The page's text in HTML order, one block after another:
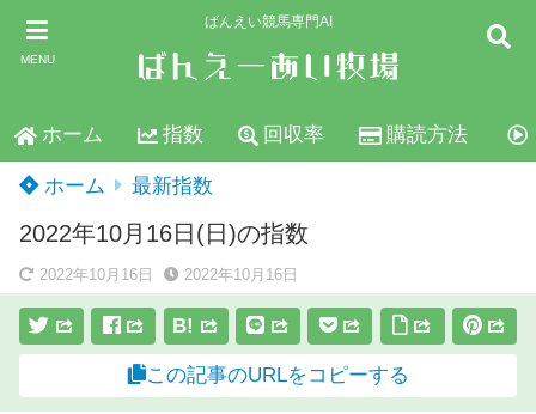
MENU
ばんえい競馬専門AI
ホーム 指数 回収率 購読方法
ホーム 最新指数
2022年10月16日(日)の指数
2022年10月16日 2022年10月16日
B!
この記事のURLをコピーする